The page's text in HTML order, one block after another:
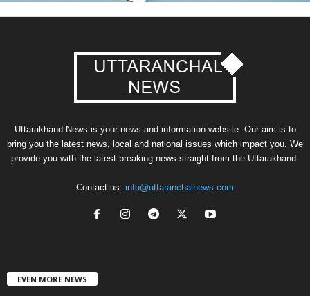
Uttarakhand News is your news and information website. Our aim is to
bring you the latest news, local and national issues which impact you. We
provide you with the latest breaking news straight from the Uttarakhand.
Contact us: info@uttaranchalnews.com
EVEN MORE NEWS